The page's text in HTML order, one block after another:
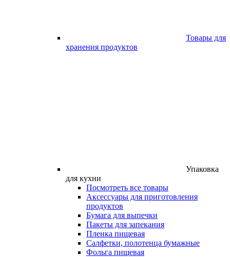
Товары для
хранения продуктов
Упаковка
для кухни
Посмотреть все товары
Аксессуары для приготовления
продуктов
Бумага для выпечки
Пакеты для запекания
Пленка пищевая
Салфетки, полотенца бумажные
Фольга пищевая